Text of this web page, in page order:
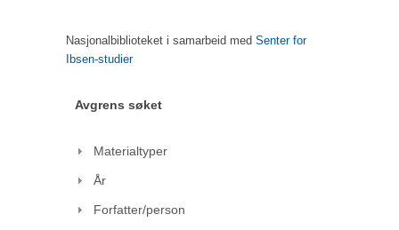
Nasjonalbiblioteket i samarbeid med Senter for
Ibsen-studier
Avgrens søket
Materialtyper
År
Forfatter/person